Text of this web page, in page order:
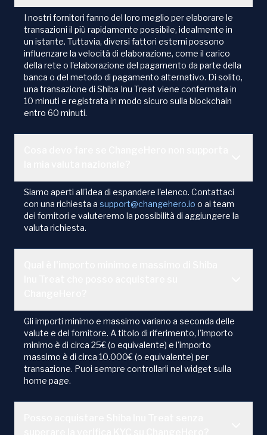
I nostri fornitori fanno del loro meglio per elaborare le
transazioni il più rapidamente possibile, idealmente in
un istante. Tuttavia, diversi fattori esterni possono
influenzare la velocità di elaborazione, come il carico
della rete o l'elaborazione del pagamento da parte della
banca o del metodo di pagamento alternativo. Di solito,
una transazione di Shiba Inu Treat viene confermata in
10 minuti e registrata in modo sicuro sulla blockchain
entro 60 minuti.
Siamo aperti all'idea di espandere l'elenco. Contattaci
con una richiesta a support@changehero.io o ai team
dei fornitori e valuteremo la possibilità di aggiungere la
valuta richiesta.
Gli importi minimo e massimo variano a seconda delle
valute e del fornitore. A titolo di riferimento, l'importo
minimo è di circa 25€ (o equivalente) e l'importo
massimo è di circa 10.000€ (o equivalente) per
transazione. Puoi sempre controllarli nel widget sulla
home page.